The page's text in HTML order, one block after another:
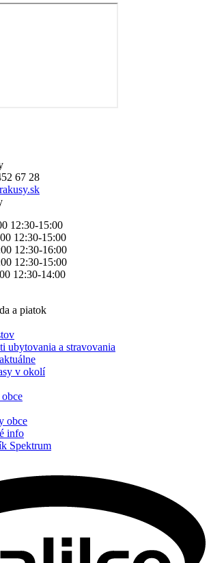
67 28
12:30-15:00
12:30-15:00
12:30-16:00
12:30-15:00
12:30-14:00
a piatok
ubytovania a stravovania
v okolí
obce
info
Spektrum